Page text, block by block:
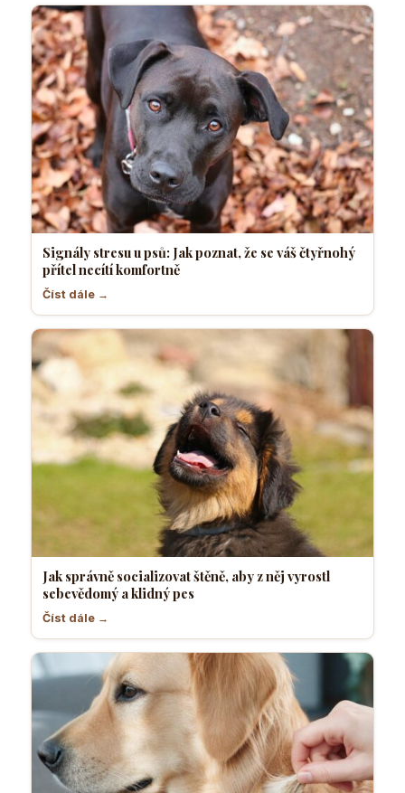
Signály stresu u psů: Jak poznat, že se váš čtyřnohý
přítel necítí komfortně
Číst dále →
Jak správně socializovat štěně, aby z něj vyrostl
sebevědomý a klidný pes
Číst dále →